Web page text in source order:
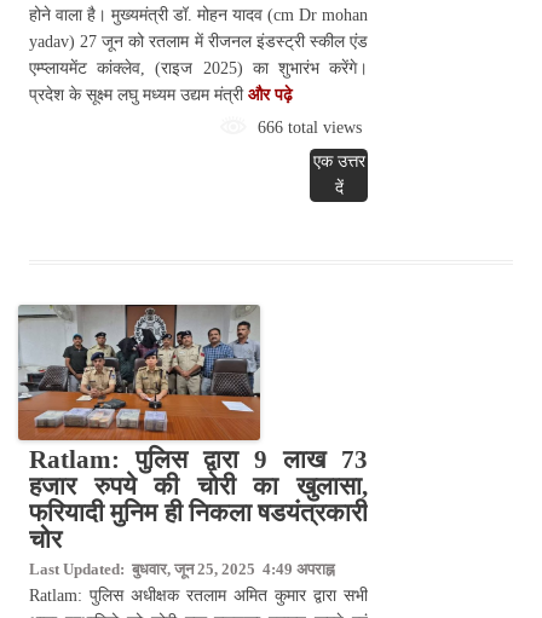
होने वाला है। मुख्यमंत्री डॉ. मोहन यादव (cm Dr mohan
yadav) 27 जून को रतलाम में रीजनल इंडस्ट्री स्कील एंड
एम्प्लायमेंट कांक्लेव, (राइज 2025) का शुभारंभ करेंगे।
प्रदेश के सूक्ष्म लघु मध्यम उद्यम मंत्री और पढ़े
666 total views
एक उत्तर
दें
Ratlam: पुलिस द्वारा 9 लाख 73
हजार रुपये की चोरी का खुलासा,
फरियादी मुनिम ही निकला षडयंत्रकारी
चोर
Last Updated: बुधवार, जून 25, 2025 4:49 अपराह्न
Ratlam: पुलिस अधीक्षक रतलाम अमित कुमार द्वारा सभी